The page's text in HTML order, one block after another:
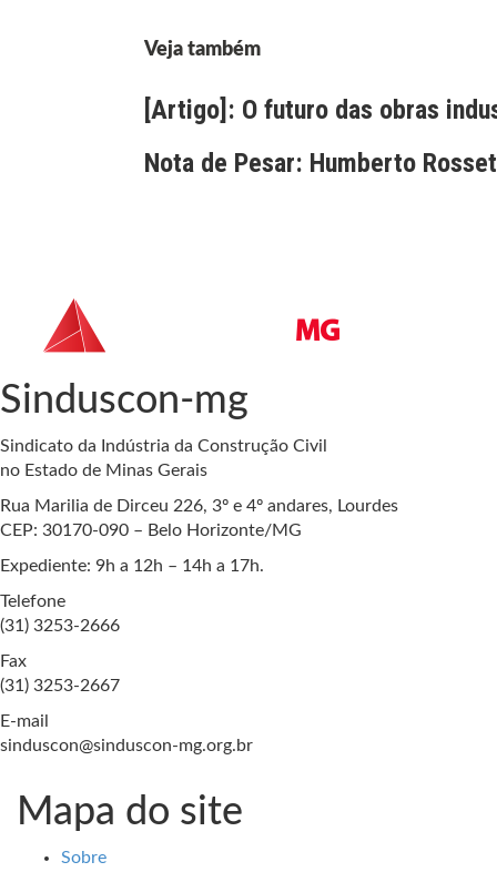
Veja também
[Artigo]: O futuro das obras
Nota de Pesar: Humberto
Sinduscon-mg
Sindicato da Indústria da Construção Civil
no Estado de Minas Gerais
Rua Marilia de Dirceu 226, 3º e 4º andares, Lourdes
CEP: 30170-090 – Belo Horizonte/MG
Expediente: 9h a 12h – 14h a 17h.
Telefone
(31) 3253-2666
Fax
(31) 3253-2667
E-mail
sinduscon@sinduscon-mg.org.br
Mapa do site
Sobre